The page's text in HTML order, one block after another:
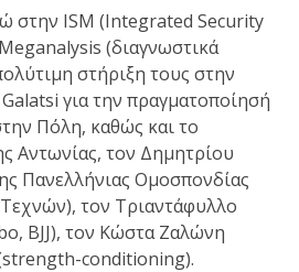
στην ISM (Integrated Security
(διαγνωστικά
στήριξη τους στην
για την πραγματοποίησή
Πόλη, καθώς και το
Αντωνίας, τον Δημητρίου
Πανελλήνιας Ομοσπονδίας
τον Τριαντάφυλλο
BJJ), τον Κώστα Ζαλώνη
(strength-conditioning).